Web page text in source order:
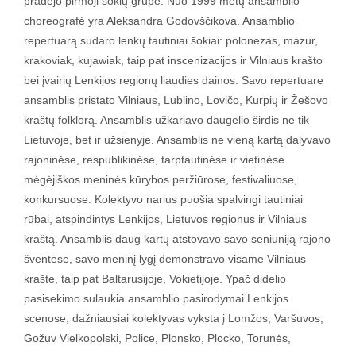
choreografė yra Aleksandra Godovščikova. Ansamblio
repertuarą sudaro lenkų tautiniai šokiai: polonezas, mazur,
krakoviak, kujawiak, taip pat inscenizacijos ir Vilniaus krašto
bei įvairių Lenkijos regionų liaudies dainos. Savo repertuare
ansamblis pristato Vilniaus, Lublino, Lovičo, Kurpių ir Žešovo
kraštų folklorą. Ansamblis užkariavo daugelio širdis ne tik
Lietuvoje, bet ir užsienyje. Ansamblis ne vieną kartą dalyvavo
rajoninėse, respublikinėse, tarptautinėse ir vietinėse
mėgėjiškos meninės kūrybos peržiūrose, festivaliuose,
konkursuose. Kolektyvo narius puošia spalvingi tautiniai
rūbai, atspindintys Lenkijos, Lietuvos regionus ir Vilniaus
kraštą. Ansamblis daug kartų atstovavo savo seniūniją rajono
šventėse, savo meninį lygį demonstravo visame Vilniaus
krašte, taip pat Baltarusijoje, Vokietijoje. Ypač didelio
pasisekimo sulaukia ansamblio pasirodymai Lenkijos
scenose, dažniausiai kolektyvas vyksta į Lomžos, Varšuvos,
Gožuv Vielkopolski, Police, Plonsko, Plocko, Torunės,